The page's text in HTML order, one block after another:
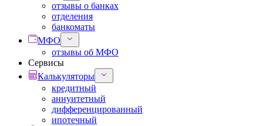
отзывы о банках
отделения
банкоматы
МФО
отзывы об МФО
Сервисы
Калькуляторы
кредитный
аннуитетный
дифференцированный
ипотечный